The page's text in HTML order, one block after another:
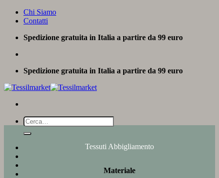
Salta
Chi Siamo
Contatti
Spedizione gratuita in Italia a partire da 99 euro
Spedizione gratuita in Italia a partire da 99 euro
Cerca:
Tessuti Abbigliamento
Materiale